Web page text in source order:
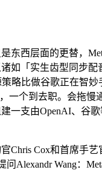
西层面的更替，
如「实生齿型同步配
略比做谷歌正在智妙
一个到去职。会拖慢
一支由OpenAI、谷
Cox和首席手艺
问Alexandr Wang：